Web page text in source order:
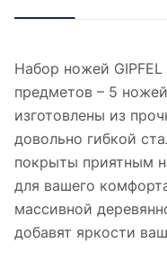
Набор ножей
предметов – 5
изготовлены из
довольно гибкой
покрыты приятным
для вашего
массивной
добавят яркости